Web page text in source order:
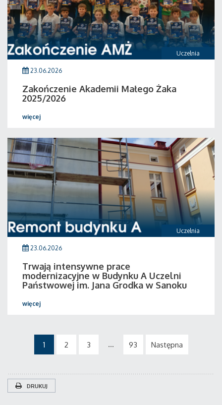
Uczelnia
23.06.2026
Zakończenie Akademii Małego Żaka
2025/2026
więcej
Uczelnia
23.06.2026
Trwają intensywne prace
modernizacyjne w Budynku A Uczelni
Państwowej im. Jana Grodka w Sanoku
więcej
1 2 3 ... 93 Następna
DRUKUJ